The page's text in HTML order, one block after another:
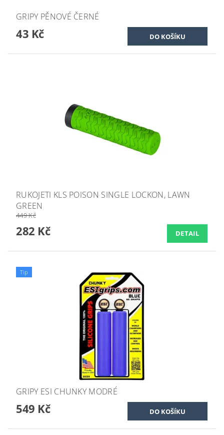
GRIPY PĚNOVÉ ČERNÉ
43 Kč
RUKOJETI KLS POISON SINGLE LOCKON, LAWN
GREEN
449 Kč
282 Kč DETAIL
Tip
GRIPY ESI CHUNKY MODRÉ
549 Kč